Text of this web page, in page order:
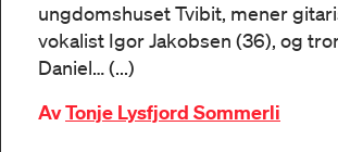
ungdomshuset Tvibit, mener
vokalist Igor Jakobsen (36), og
Daniel… (...)
AvTonje Lysfjord Sommerli